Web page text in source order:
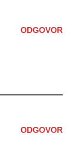
ODGOVOR
ODGOVOR